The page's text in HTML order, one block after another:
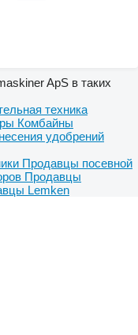
ApS в таких
техника
Комбайны
удобрений
Продавцы посевной
Продавцы
Lemken